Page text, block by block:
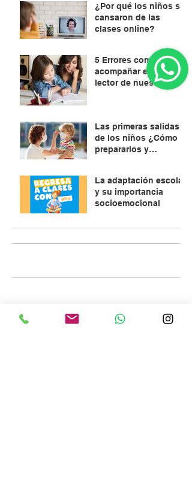
¿Por qué los niños se
cansaron de las
clases online?
5 Errores comunes al
acompañar el proceso
lector de nuestros
Las primeras salidas
de los niños ¿Cómo
prepararlos y
La adaptación escolar
y su importancia
socioemocional